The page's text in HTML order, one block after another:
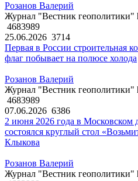
Розанов Валерий
Журнал "Вестник геополитики"
4683989
25.06.2026 3714
Первая в России строительная
флаг побывает на полюсе холода
Розанов Валерий
Журнал "Вестник геополитики"
4683989
07.06.2026 6386
2 июня 2026 года в Московском
состоялся круглый стол
Клыкова
Розанов Валерий
Журнал "Вестник геополитики"